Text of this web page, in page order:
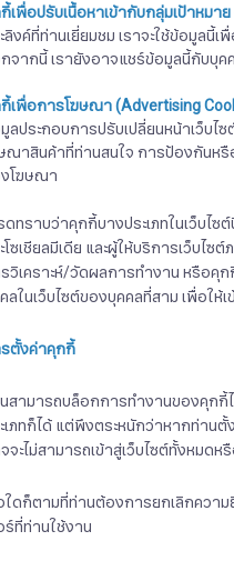
เพื่อปรับเนื้อหาเข้ากับกลุ่มเป้าหมาย
ลิงค์ที่ท่านเยี่ยมชม เราจะใช้ข้อมูล
จากนี้ เรายังอาจแชร์ข้อมูลนี้กับบุค
เพื่อการโฆษณา(Advertising
ลประกอบการปรับเปลี่ยนหน้าเว็บไ
ณาสินค้าที่ท่านสนใจ การป้องกันห
โฆษณา
ดทราบว่าคุกกี้บางประเภทในเว็บไ
โซเชียลมีเดีย และผู้ให้บริการเว็บไ
วิเคราะห์/วัดผลการทำงาน หรือคุ
ลในเว็บไซต์ของบุคคลที่สาม เพื่อใ
ตั้งค่าคุกกี้
สามารถบล็อกการทำงานของคุกกี้
เภทก็ได้ แต่พึงตระหนักว่าหากท่าน
จะไม่สามารถเข้าสู่เว็บไซต์ทั้งหมดห
ใดก็ตามที่ท่านต้องการยกเลิกควา
ร์ที่ท่านใช้งาน